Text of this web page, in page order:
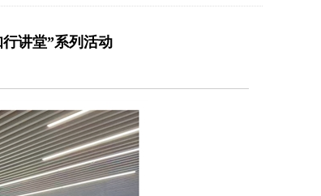
讲堂”系列活动